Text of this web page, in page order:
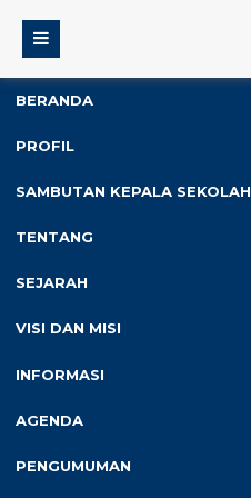
BERANDA
PROFIL
SAMBUTAN KEPALA SEKOLAH
TENTANG
SEJARAH
VISI DAN MISI
INFORMASI
AGENDA
PENGUMUMAN
Tentang